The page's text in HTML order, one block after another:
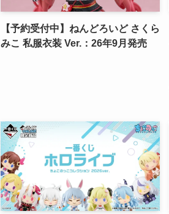
【予約受付中】ねんどろいど さくら
みこ 私服衣装 Ver.：26年9月発売